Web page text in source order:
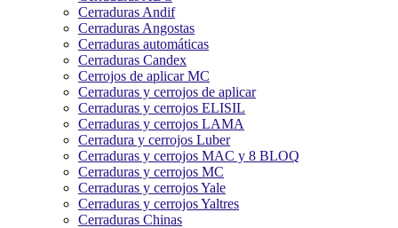
Cerraduras Andif
Cerraduras Angostas
Cerraduras automáticas
Cerraduras Candex
Cerrojos de aplicar MC
Cerraduras y cerrojos de aplicar
Cerraduras y cerrojos ELISIL
Cerraduras y cerrojos LAMA
Cerradura y cerrojos Luber
Cerraduras y cerrojos MAC y 8 BLOQ
Cerraduras y cerrojos MC
Cerraduras y cerrojos Yale
Cerraduras y cerrojos Yaltres
Cerraduras Chinas